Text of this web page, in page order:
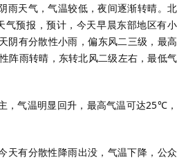
雨天气，气温较低，夜间逐渐转晴。北
气预报，预计，今天早晨东部地区有小
阴有分散性小雨，偏东风二三级，最高
阵雨转晴，东转北风二级左右，最低气
，气温明显回升，最高气温可达25℃，
天有分散性降雨出没，气温下降，公众